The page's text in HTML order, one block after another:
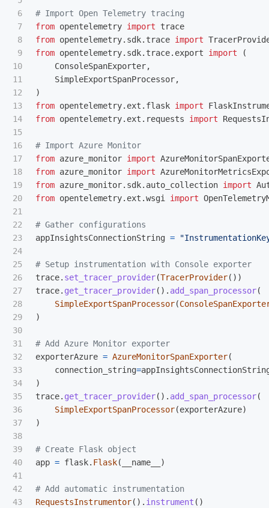
6
7
8
9
10
11
12
13
14
15
16
17
18
19
20
21
22
23
24
25
26
27
28
29
30
31
32
33
34
35
36
37
38
39
40
41
42
43
from opentelemetry import
trace
from opentelemetry.sdk.trace import
from opentelemetry.sdk.trace.export import
(
ConsoleSpanExporter,
SimpleExportSpanProcessor,
)
from opentelemetry.ext.flask import
from opentelemetry.ext.requests import
from azure_monitor import
from azure_monitor import
from azure_monitor.sdk.auto_collection import
from opentelemetry.ext.wsgi import
appInsightsConnectionString = "
trace. set_tracer_provider(TracerProvider())
trace. get_tracer_provider(). add_span_processor(
SimpleExportSpanProcessor(
)
exporterAzure = AzureMonitorSpanExporter(
connection_string=
)
trace. get_tracer_provider(). add_span_processor(
SimpleExportSpanProcessor(exporterAzure)
)
app = flask. Flask( __name__ )
RequestsInstrumentor(). instrument ()